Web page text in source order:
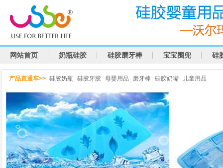
网站首页 奶瓶硅胶 硅胶磨牙棒 宝宝围兜 硅
产品直通车>> 硅胶奶瓶 硅胶牙胶 母婴用品 磨牙棒 硅胶奶嘴 儿童用品